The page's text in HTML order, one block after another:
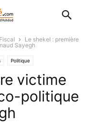
Le shekel : première
Sayegh
Politique
victime
politique